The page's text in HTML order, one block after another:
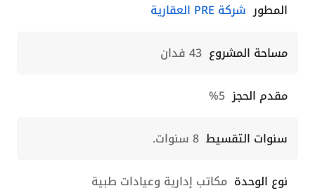
المطور شركة PRE العقارية
مساحة المشروع 43 فدان
مقدم الحجز 5%
سنوات التقسيط 8 سنوات.
نوع الوحدة مكاتب إدارية وعيادات طبية